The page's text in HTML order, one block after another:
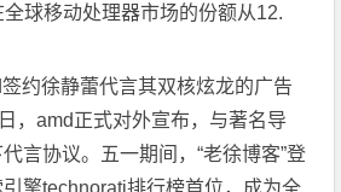
球移动处理器市场的份额从12.
徐静蕾代言其双核炫龙的广告
，amd正式对外宣布，与著名导
言协议。五一期间，“老徐博客”登
引擎technorati排行榜首位，成为全